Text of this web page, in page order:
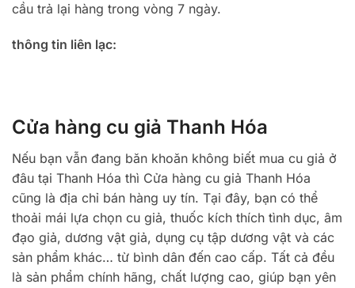
cầu trả lại hàng trong vòng 7 ngày.
thông tin liên lạc:
Cửa hàng cu giả Thanh Hóa
Nếu bạn vẫn đang băn khoăn không biết mua cu giả ở
đâu tại Thanh Hóa thì Cửa hàng cu giả Thanh Hóa
cũng là địa chỉ bán hàng uy tín. Tại đây, bạn có thể
thoải mái lựa chọn cu giả, thuốc kích thích tình dục, âm
đạo giả, dương vật giả, dụng cụ tập dương vật và các
sản phẩm khác… từ bình dân đến cao cấp. Tất cả đều
là sản phẩm chính hãng, chất lượng cao, giúp bạn yên